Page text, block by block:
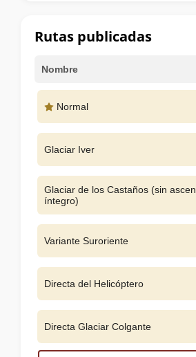
cumbre
Rutas publicadas
Nombre
Normal
Glaciar Iver
Glaciar de los Castaños (sin
íntegro)
Variante Suroriente
Directa del Helicóptero
Directa Glaciar Colgante